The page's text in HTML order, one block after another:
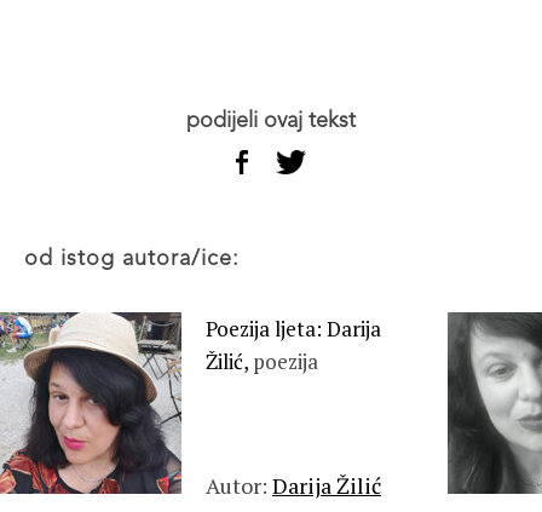
podijeli ovaj tekst
od istog autora/ice:
Poezija ljeta: Darija
Žilić, poezija
Autor: Darija Žilić